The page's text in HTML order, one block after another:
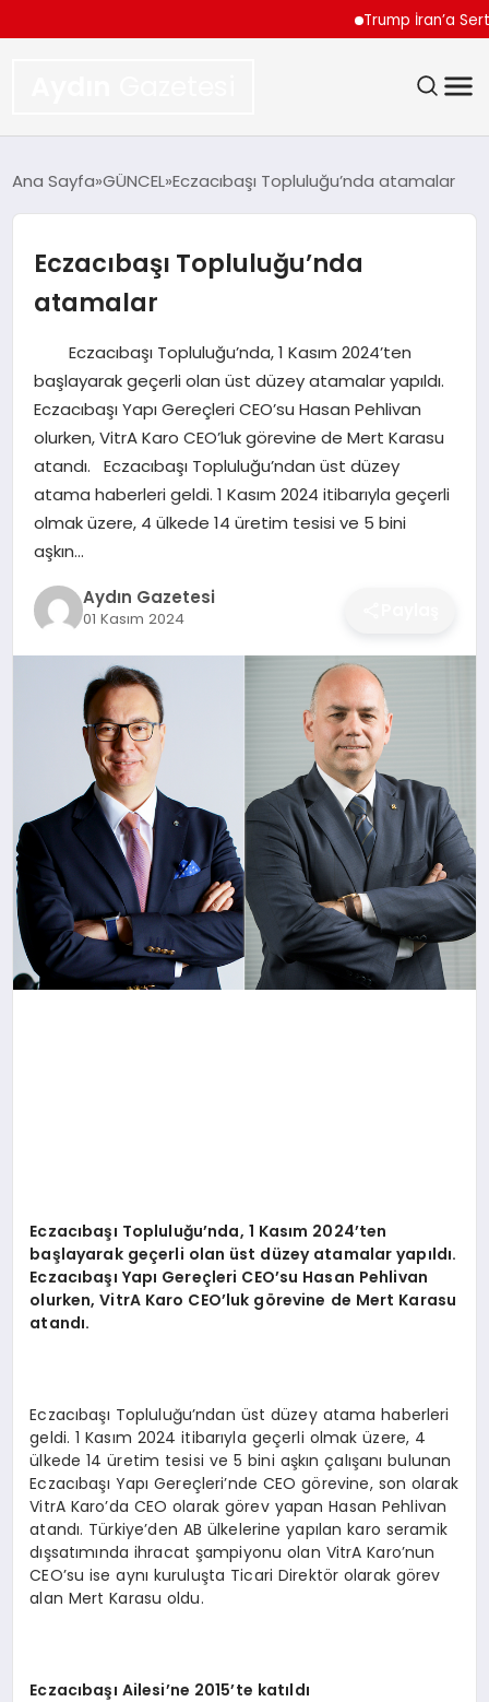
Trump İran’a Sert Çıktı
TEKNOLOJI
SPOR
SIYASET
YAŞAM
MAGAZIN
SAĞLIK
EĞITIM
Ana Sayfa GÜNCEL Eczacıbaşı Topluluğu’nda atamalar
Eczacıbaşı Topluluğu’nda
atamalar
Eczacıbaşı Topluluğu’nda, 1 Kasım 2024’ten
başlayarak geçerli olan üst düzey atamalar yapıldı.
Eczacıbaşı Yapı Gereçleri CEO’su Hasan Pehlivan
olurken, VitrA Karo CEO’luk görevine de Mert Karasu
atandı. Eczacıbaşı Topluluğu’ndan üst düzey
atama haberleri geldi. 1 Kasım 2024 itibarıyla geçerli
olmak üzere, 4 ülkede 14 üretim tesisi ve 5 bini
aşkın…
Aydın Gazetesi
01 Kasım 2024
Eczacıbaşı Topluluğu’nda, 1 Kasım 2024’ten
başlayarak geçerli olan üst düzey atamalar yapıldı.
Eczacıbaşı Yapı Gereçleri CEO’su Hasan Pehlivan
olurken, VitrA Karo CEO’luk görevine de Mert Karasu
atandı.
Eczacıbaşı Topluluğu’ndan üst düzey atama haberleri
geldi. 1 Kasım 2024 itibarıyla geçerli olmak üzere, 4
ülkede 14 üretim tesisi ve 5 bini aşkın çalışanı bulunan
Eczacıbaşı Yapı Gereçleri’nde CEO görevine, son olarak
VitrA Karo’da CEO olarak görev yapan Hasan Pehlivan
atandı. Türkiye’den AB ülkelerine yapılan karo seramik
dışsatımında ihracat şampiyonu olan VitrA Karo’nun
CEO’su ise aynı kuruluşta Ticari Direktör olarak görev
alan Mert Karasu oldu.
Eczacıbaşı Ailesi’ne 2015’te katıldı